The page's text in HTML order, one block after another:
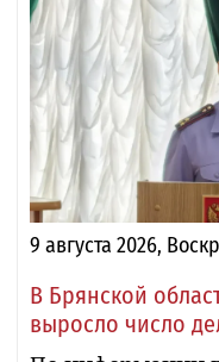
9 августа 2026,
В Брянской
выросло число